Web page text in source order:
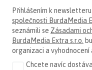
Přihlášením k
společnosti BurdaMedia
seznámili se Zásadami
BurdaMedia Extra s.r.o.
organizaci a vyhodnocení
Chcete navíc